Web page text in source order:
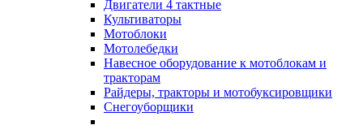
Двигатели 4 тактные
Культиваторы
Мотоблоки
Мотолебедки
Навесное оборудование к мотоблокам и
тракторам
Райдеры, тракторы и мотобуксировщики
Снегоуборщики